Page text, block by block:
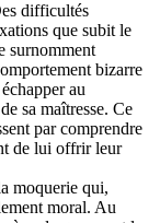
difficultés
que subit le
surnomment
bizarre
au
sa maîtresse. Ce
par comprendre
de lui offrir leur
moquerie qui,
moral. Au